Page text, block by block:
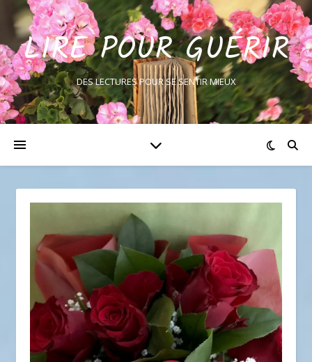
LIRE POUR GUÉRIR
DES LECTURES POUR SE SENTIR MIEUX